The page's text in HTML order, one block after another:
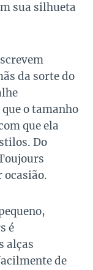
sua silhueta
da sorte do
o tamanho
que ela
Do
é
alças
de